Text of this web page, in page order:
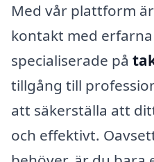
Med vår plattform
kontakt med
specialiserade på
tillgång till
att säkerställa att
och effektivt.